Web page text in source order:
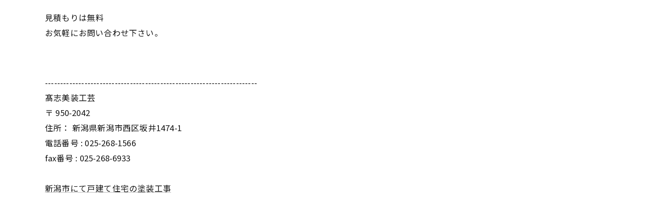
見積もりは無料
お気軽にお問い合わせ下さい。
----------------------------------------------------------------------
髙志美装工芸
〒 950-2042
住所： 新潟県新潟市西区坂井1474-1
電話番号 : 025-268-1566
fax番号 : 025-268-6933
新潟市にて戸建て住宅の塗装工事